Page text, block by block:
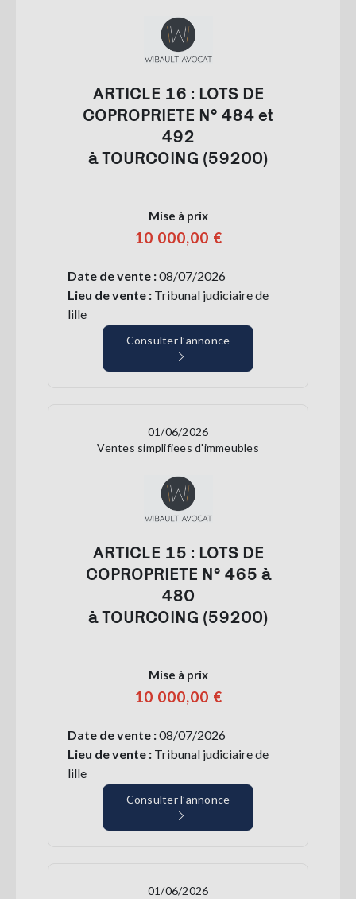
ARTICLE 16 : LOTS DE
COPROPRIETE N° 484 et
492
à TOURCOING (59200)
Mise à prix
10 000,00 €
Date de vente :08/07/2026
Lieu de vente : Tribunal judiciaire de
lille
Consulter l’annonce
01/06/2026
Ventes simplifiees d'immeubles
ARTICLE 15 : LOTS DE
COPROPRIETE N° 465 à
480
à TOURCOING (59200)
Mise à prix
10 000,00 €
Date de vente :08/07/2026
Lieu de vente : Tribunal judiciaire de
lille
Consulter l’annonce
01/06/2026